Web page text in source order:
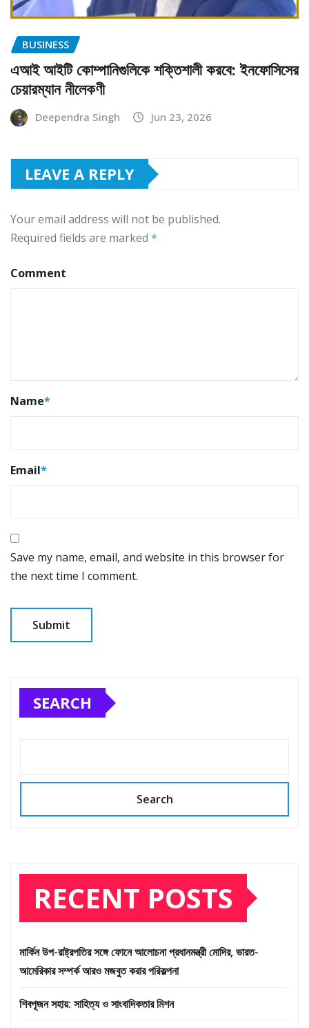
BUSINESS
এআই আইটি কোম্পানিগুলিকে শক্তিশালী করবে: ইনফোসিসের
চেয়ারম্যান নীলেকণী
Deependra Singh Jun 23, 2026
LEAVE A REPLY
Your email address will not be published.
Required fields are marked *
Comment
Name*
Email*
Save my name, email, and website in this browser for
the next time I comment.
SEARCH
Search
RECENT POSTS
মার্কিন উপ-রাষ্ট্রপতির সঙ্গে ফোনে আলোচনা প্রধানমন্ত্রী মোদির, ভারত-
আমেরিকার সম্পর্ক আরও মজবুত করার পরিকল্পনা
শিবপূজন সহায়: সাহিত্য ও সাংবাদিকতার মিশন